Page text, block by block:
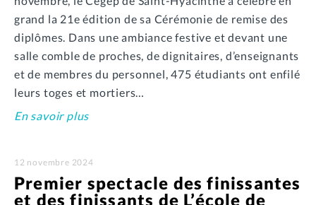
grand la 21e édition de sa Cérémonie de remise des
diplômes. Dans une ambiance festive et devant une
salle comble de proches, de dignitaires, d’enseignants
et de membres du personnel, 475 étudiants ont enfilé
leurs toges et mortiers…
En savoir plus
12 novembre 2024
Premier spectacle des finissantes
et des finissants de L’école de